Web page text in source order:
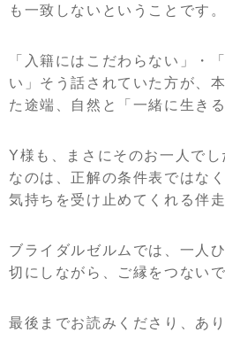
も一致しないということです。
「入籍にはこだわらない」・
い」そう話されていた方が、
た途端、自然と「一緒に生き
Y様も、まさにそのお一人で
なのは、正解の条件表ではな
気持ちを受け止めてくれる伴走
ブライダルゼルムでは、一人
切にしながら、ご縁をつないで
最後までお読みくださり、あ